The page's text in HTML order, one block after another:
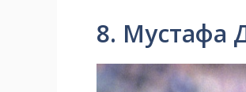
8. Мустафа